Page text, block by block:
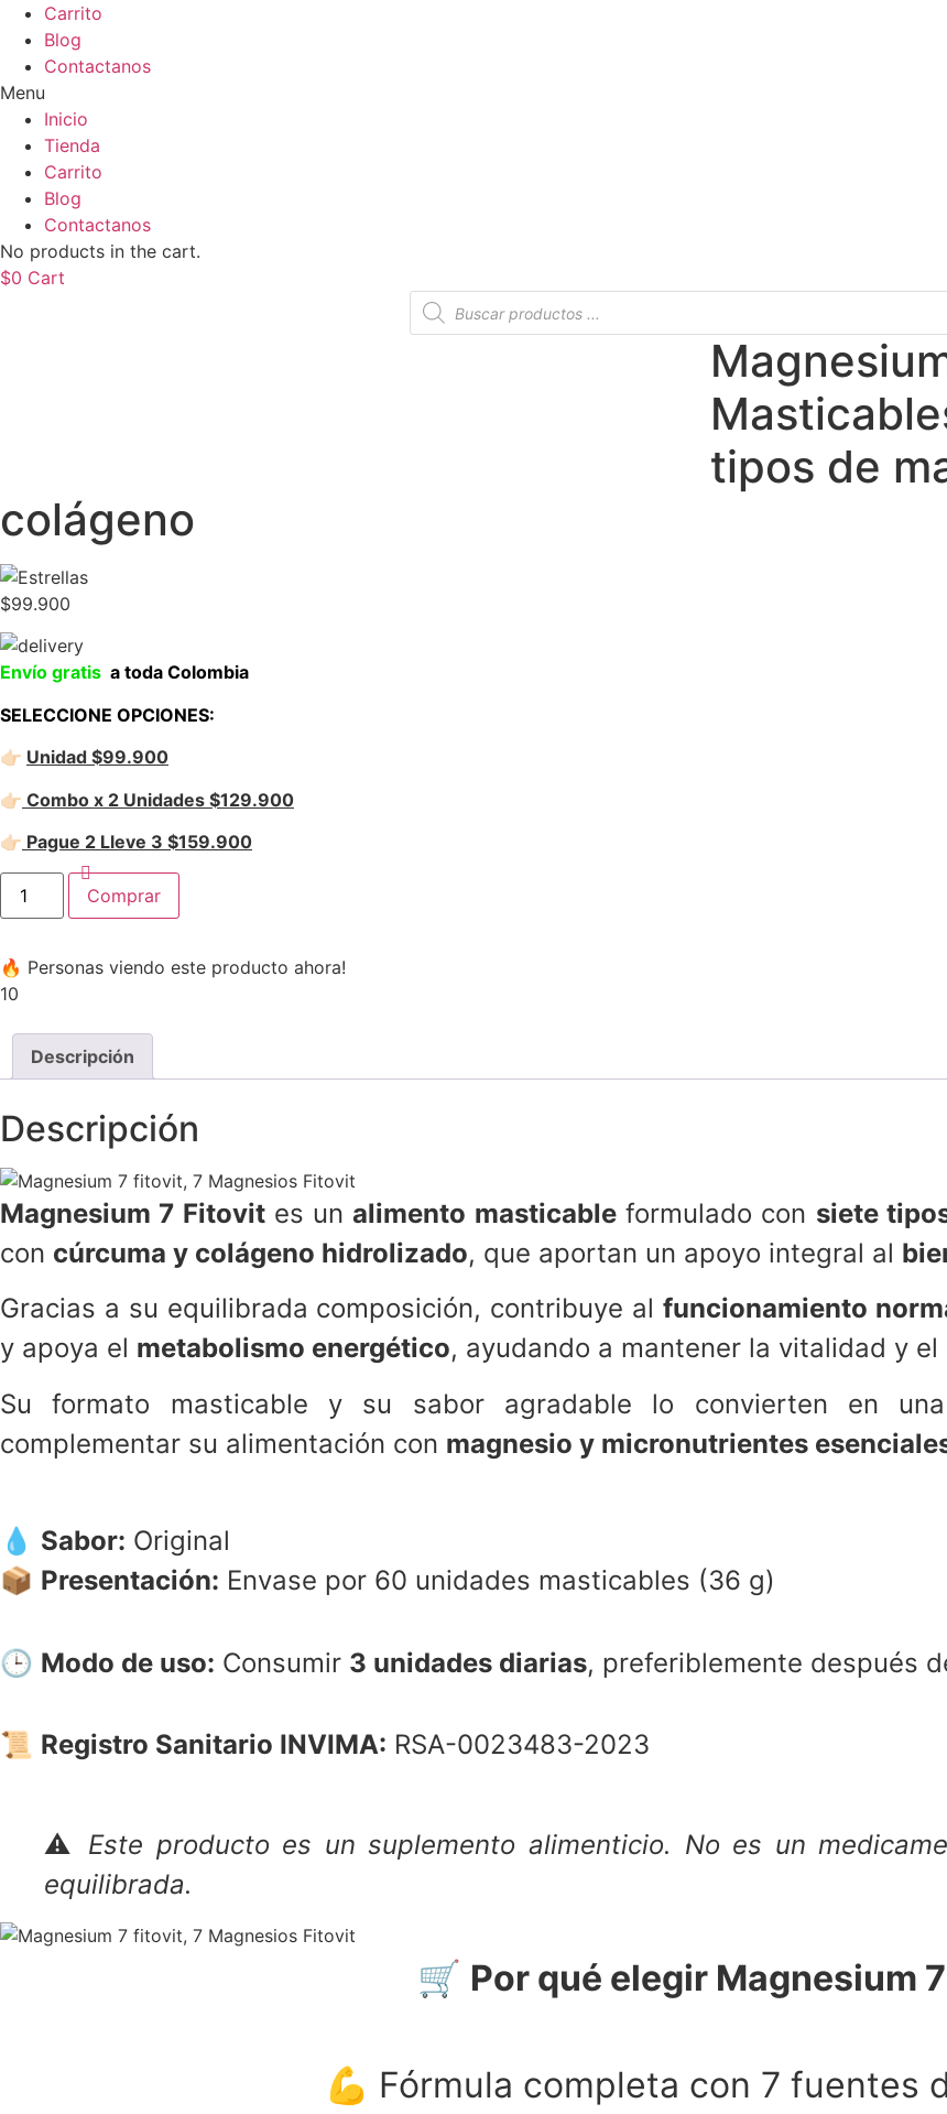
Carrito
Blog
Contactanos
Menu
Inicio
Tienda
Carrito
Blog
Contactanos
No products in the cart.
$0 Cart
Búsqueda
de
productos
tipos de
colágeno
$99.900
Envío gratis a toda Colombia
SELECCIONE OPCIONES:
👉🏻 Unidad $99.900
👉🏻 Combo x 2 Unidades $129.900
👉🏻 Pague 2 Lleve 3 $159.900
Magnesium
Fitovit
Masticables
|
Suplemento
tipos
de
cúrcuma
colágeno
cantidad
Comprar
🔥 Personas viendo este producto ahora!
10
Descripción
Descripción
Magnesium 7 Fitovites unalimento masticableformulado con siete
con cúrcuma y colágeno hidrolizado, que aportan un apoyo integral al
Gracias a su equilibrada composición, contribuye al funcionamiento
y apoya el metabolismo energético, ayudando a mantener la vitalidad y
Su formato masticable y su sabor agradable lo convierten en
complementar su alimentación con magnesio y micronutrientes
💧 Sabor: Original
📦 Presentación: Envase por 60 unidades masticables (36 g)
🕒 Modo de uso: Consumir 3 unidades diarias, preferiblemente después
📜 Registro Sanitario INVIMA: RSA-0023483-2023
⚠️ Este producto es un suplemento alimenticio. No es un
equilibrada.
🛒 Por qué elegir Magnesium
💪 Fórmula completa con 7 fuentes